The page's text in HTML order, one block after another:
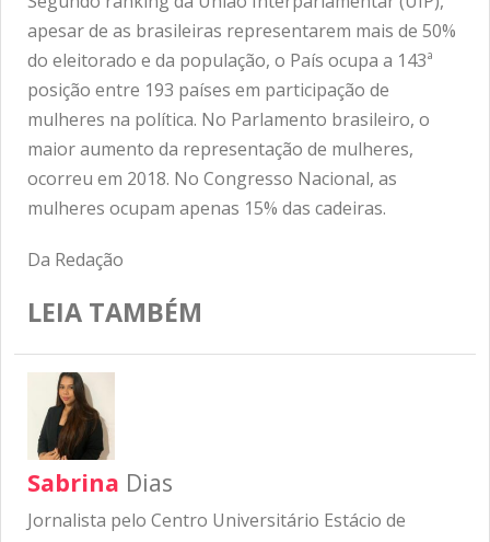
apesar de as brasileiras representarem mais de 50%
do eleitorado e da população, o País ocupa a 143ª
posição entre 193 países em participação de
mulheres na política. No Parlamento brasileiro, o
maior aumento da representação de mulheres,
ocorreu em 2018. No Congresso Nacional, as
mulheres ocupam apenas 15% das cadeiras.
Da Redação
LEIA TAMBÉM
Sabrina Dias
Jornalista pelo Centro Universitário Estácio de